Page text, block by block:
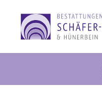
Inhalt
springen